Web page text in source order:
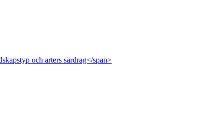
och arters särdrag</span>